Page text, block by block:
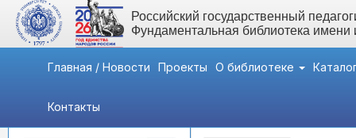
Российский государственный
Фундаментальная библиотека
Главная / Новости Проекты О библиотеке
Контакты
Быстрый доступ